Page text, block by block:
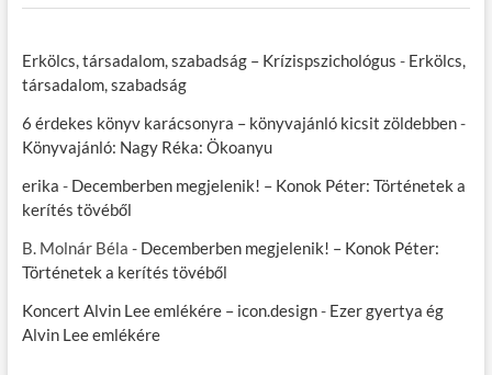
Erkölcs, társadalom, szabadság – Krízispszichológus - Erkölcs,
társadalom, szabadság
6 érdekes könyv karácsonyra – könyvajánló kicsit zöldebben-
Könyvajánló: Nagy Réka: Ökoanyu
erika - Decemberben megjelenik! – Konok Péter: Történetek a
kerítés tövéből
B. Molnár Béla - Decemberben megjelenik! – Konok Péter:
Történetek a kerítés tövéből
Koncert Alvin Lee emlékére – icon.design- Ezer gyertya ég
Alvin Lee emlékére